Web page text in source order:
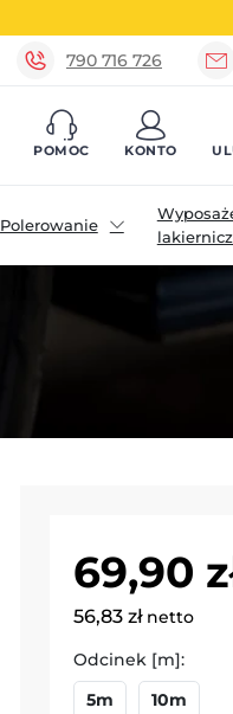
790 716 726
POMOC KONTO
Polerowanie
69,90
56,83 zł netto
Odcinek [m]:
5m
10m